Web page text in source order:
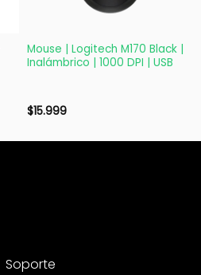
Mouse | Logitech M170 Black |
Inalámbrico | 1000 DPI | USB
$15.999
Soporte